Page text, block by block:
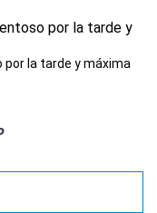
la tarde y máxima